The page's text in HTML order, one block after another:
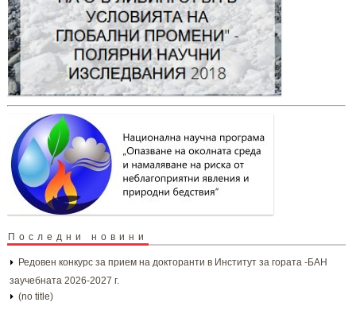
Последни новини
Редовен конкурс за прием на докторанти в Институт за гората -БАН
заучебната 2026-2027 г.
(no title)